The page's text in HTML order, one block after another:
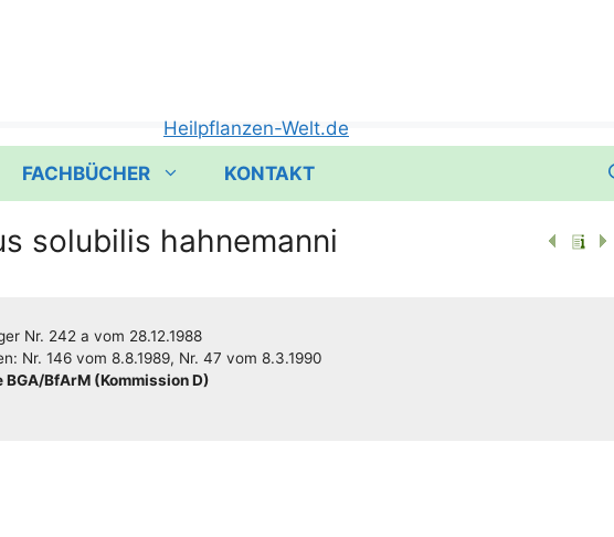
FACHBÜCHER KONTAKT
solubilis hahnemanni
Nr. 242 a vom 28.12.1988
Nr. 146 vom 8.8.1989, Nr. 47 vom 8.3.1990
BGA/​​BfArM (Kom­mis­si­on D)